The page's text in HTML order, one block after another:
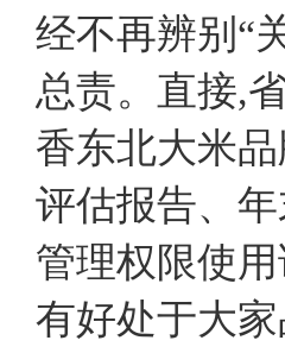
经不再辨别“
总责。直接,
香东北大米
评估报告、
管理权限使
有好处于大